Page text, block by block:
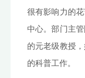
很有影响力的
中心。部门主
的元老级教授
的科普工作。